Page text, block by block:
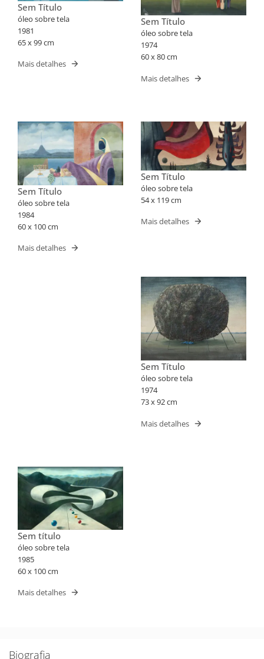
Sem Título
óleo sobre tela
1981
65 x 99 cm
Mais detalhes
Sem Título
óleo sobre tela
1974
60 x 80 cm
Mais detalhes
Sem Título
óleo sobre tela
1984
60 x 100 cm
Mais detalhes
Sem Título
óleo sobre tela
54 x 119 cm
Mais detalhes
Sem Título
óleo sobre tela
1974
73 x 92 cm
Mais detalhes
Sem título
óleo sobre tela
1985
60 x 100 cm
Mais detalhes
Biografia